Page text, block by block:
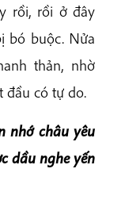
rồi, rồi ở đây
bó buộc. Nửa
thản, nhờ
đầu có tự do.
nhớ châu yêu
dầu nghe yến